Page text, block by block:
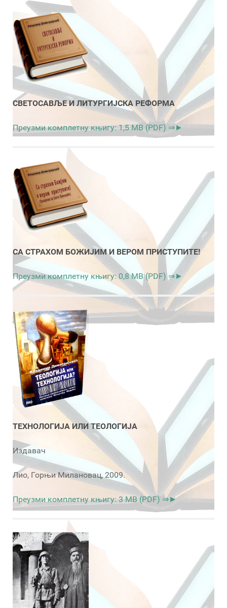
СВЕТОСАВЉЕ И ЛИТУРГИЈСКА РЕФОРМА
Преузми комплетну књигу: 1,5 MB (PDF) ⇒►
СА СТРАХОМ БОЖИЈИМ И ВЕРОМ ПРИСТУПИТЕ!
Преузми комплетну књигу: 0,8 MB (PDF) ⇒►
ТЕХНОЛОГИЈА ИЛИ ТЕОЛОГИЈА
Издавач
Лио, Горњи Милановац, 2009.
Преузми комплетну књигу: 3 MB (PDF) ⇒►